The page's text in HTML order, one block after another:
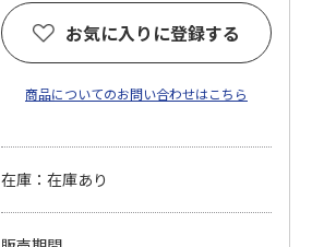
お気に入りに登録する
商品についてのお問い合わせはこちら
在庫：在庫あり